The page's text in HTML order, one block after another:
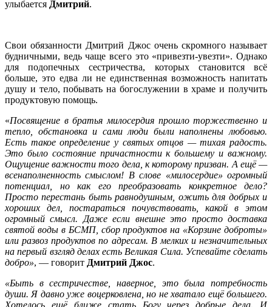
улыбается Дмитрий.
Свои обязанности Дмитрий Джос очень скромного называет
будничными, ведь чаще всего это «привезти-увезти». Однако
для подопечных сестричества, которых становится всё
больше, это едва ли не единственная возможность напитать
душу и тело, побывать на богослужении в храме и получить
продуктовую помощь.
«Посвящение в братья милосердия прошло торжественно и
тепло, обстановка и сами люди были наполнены любовью.
Есть такое определение у святых отцов — тихая радость.
Это было состояние причастности к большему и важному.
Ощущение важности того дела, к которому призван. А ещё —
всенаполненность смыслом! В слове «милосердие» огромный
потенциал, но как его преобразовать конкретное дело?
Просто перестань быть равнодушным, ожить для добрых и
хороших дел, постараться почувствовать, какой в этом
огромный смысл. Даже если внешне это просто доставка
святой воды в БСМП, сбор продуктов на «Корзине доброты»
или развоз продуктов по адресам. В мелких и незначительных
на первый взгляд делах есть Великая Сила. Успевайте сделать
добро», — говорит Дмитрий Джос.
«Быть в сестричестве, наверное, это была потребность
души. Я давно уже воцерковлена, но не хватало ещё большего.
Хотелось ещё ближе стать Богу через добрые дела. И